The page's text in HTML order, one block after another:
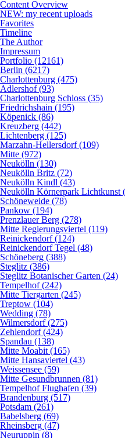
Content Overview
NEW: my recent uploads
Favorites
Timeline
The Author
Impressum
Portfolio (12161)
Berlin (6217)
Charlottenburg (475)
Adlershof (93)
Charlottenburg Schloss (35)
Friedrichshain (195)
Köpenick (86)
Kreuzberg (442)
Lichtenberg (125)
Marzahn-Hellersdorf (109)
Mitte (972)
Neukölln (130)
Neukölln Britz (72)
Neukölln Kindl (43)
Neukölln Körnerpark Lichtkunst
Schöneweide (78)
Pankow (194)
Prenzlauer Berg (278)
Mitte Regierungsviertel (119)
Reinickendorf (124)
Reinickendorf Tegel (48)
Schöneberg (388)
Steglitz (386)
Steglitz Botanischer Garten (24)
Tempelhof (242)
Mitte Tiergarten (245)
Treptow (104)
Wedding (78)
Wilmersdorf (275)
Zehlendorf (424)
Spandau (138)
Mitte Moabit (165)
Mitte Hansaviertel (43)
Weissensee (59)
Mitte Gesundbrunnen (81)
Tempelhof Flughafen (39)
Brandenburg (517)
Potsdam (261)
Babelsberg (69)
Rheinsberg (47)
Neuruppin (8)